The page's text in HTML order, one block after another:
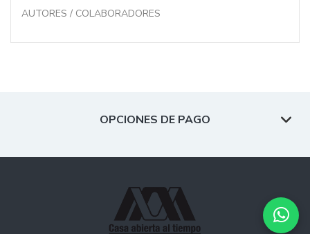
AUTORES / COLABORADORES
OPCIONES DE PAGO